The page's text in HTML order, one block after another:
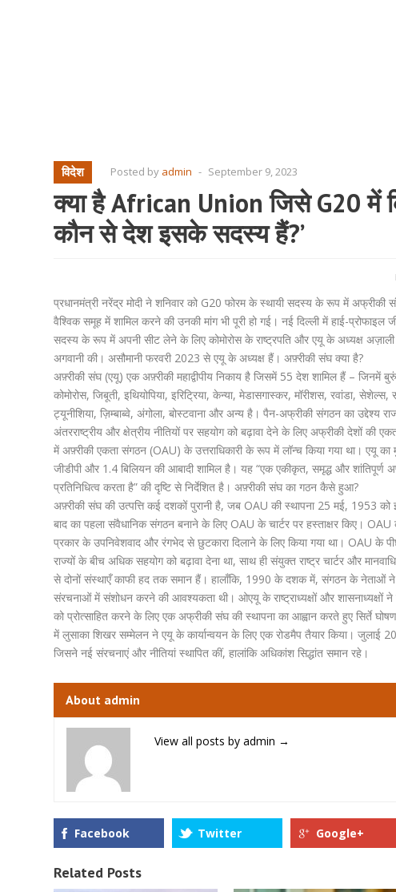
विदेश Posted by admin - September 9, 2023
क्या है African Union जिसे G20 में
कौन से देश इसके सदस्य हैं?’
प्रधानमंत्री नरेंद्र मोदी ने शनिवार को G20 फोरम के स्थायी सदस्य के रूप में अफ्रीकी
वैश्विक समूह में शामिल करने की उनकी मांग भी पूरी हो गई। नई दिल्ली में हाई-प्रोफाइल
सदस्य के रूप में अपनी सीट लेने के लिए कोमोरोस के राष्ट्रपति और एयू के अध्यक्ष
अगवानी की। असौमानी फरवरी 2023 से एयू के अध्यक्ष हैं। अफ़्रीकी संघ क्या है?
अफ़्रीकी संघ (एयू) एक अफ़्रीकी महाद्वीपीय निकाय है जिसमें 55 देश शामिल हैं – जिनमें
कोमोरोस, जिबूती, इथियोपिया, इरिट्रिया, केन्या, मेडासगास्कर, मॉरीशस, रवांडा, सेशेल्स,
ट्यूनीशिया, ज़िम्बाब्वे, अंगोला, बोस्टवाना और अन्य है। पैन-अफ्रीकी संगठन का उद्देश्य
अंतरराष्ट्रीय और क्षेत्रीय नीतियों पर सहयोग को बढ़ावा देने के लिए अफ्रीकी देशों
में अफ़्रीकी एकता संगठन (OAU) के उत्तराधिकारी के रूप में लॉन्च किया गया था। एयू
जीडीपी और 1.4 बिलियन की आबादी शामिल है। यह “एक एकीकृत, समृद्ध और शांतिपूर्ण
प्रतिनिधित्व करता है” की दृष्टि से निर्देशित है। अफ़्रीकी संघ का गठन कैसे हुआ?
अफ़्रीकी संघ की उत्पत्ति कई दशकों पुरानी है, जब OAU की स्थापना 25 मई, 1953
बाद का पहला संवैधानिक संगठन बनाने के लिए OAU के चार्टर पर हस्ताक्षर किए।
प्रकार के उपनिवेशवाद और रंगभेद से छुटकारा दिलाने के लिए किया गया था। OAU के
राज्यों के बीच अधिक सहयोग को बढ़ावा देना था, साथ ही संयुक्त राष्ट्र चार्टर और
से दोनों संस्थाएँ काफी हद तक समान हैं। हालाँकि, 1990 के दशक में, संगठन के नेताओं ने
संरचनाओं में संशोधन करने की आवश्यकता थी। ओएयू के राष्ट्राध्यक्षों और शासनाध्यक्षों
को प्रोत्साहित करने के लिए एक अफ्रीकी संघ की स्थापना का आह्वान करते हुए सिर्ते
में लुसाका शिखर सम्मेलन ने एयू के कार्यान्वयन के लिए एक रोडमैप तैयार किया।
जिसने नई संरचनाएं और नीतियां स्थापित कीं, हालांकि अधिकांश सिद्धांत समान रहे।
About admin
View all posts by admin →
Facebook Twitter Google+
Related Posts